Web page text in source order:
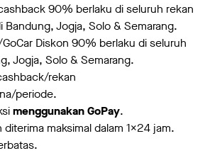
90% berlaku di seluruh rekan
Bandung, Jogja, Solo & Semarang.
Diskon 90% berlaku di seluruh
Jogja, Solo & Semarang.
rekan
periode.
menggunakan GoPay.
diterima maksimal dalam 1x24 jam.